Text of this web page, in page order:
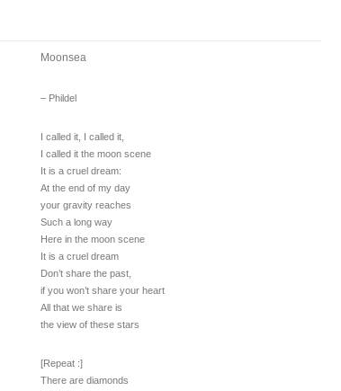
Moonsea
– Phildel
I called it, I called it,
I called it the moon scene
It is a cruel dream:
At the end of my day
your gravity reaches
Such a long way
Here in the moon scene
It is a cruel dream
Don’t share the past,
if you won’t share your heart
All that we share is
the view of these stars
[Repeat :]
There are diamonds